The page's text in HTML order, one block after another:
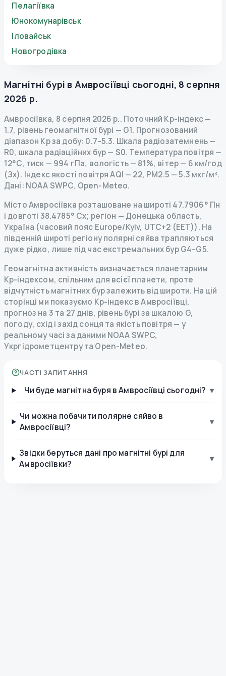
Пелагіївка
Юнокомунарівськ
Іловайськ
Новогродівка
Магнітні бурі в Амвросіївці сьогодні, 8 серпня
2026 р.
Амвросіївка, 8 серпня 2026 р.. Поточний Kp-індекс—
1.7, рівень геомагнітної бурі — G1. Прогнозований
діапазон Kp за добу: 0.7–5.3. Шкала радіозатемнень—
R0, шкала радіаційних бур— S0. Температура повітря —
12°C, тиск — 994 гПа, вологість — 81%, вітер — 6 км/год
(Зх). Індекс якості повітря AQI — 22, PM2.5 — 5.3 мкг/м³.
Дані: NOAA SWPC, Open-Meteo.
Місто Амвросіївка розташоване на широті 47.7906° Пн
і довготі 38.4785° Сх; регіон — Донецька область,
Україна (часовий пояс Europe/Kyiv, UTC+2 (EET)). На
південній широті регіону полярні сяйва трапляються
дуже рідко, лише під час екстремальних бур G4–G5.
Геомагнітна активність визначається планетарним
Kp-індексом, спільним для всієї планети, проте
відчутність магнітних бур залежить від широти. На цій
сторінці ми показуємо Kp-індекс в Амвросіївці,
прогноз на 3 та 27 днів, рівень бурі за шкалою G,
погоду, схід і захід сонця та якість повітря — у
реальному часі за даними NOAA SWPC,
Укргідрометцентру та Open-Meteo.
ЧАСТІ ЗАПИТАННЯ
Чи буде магнітна буря в Амвросіївці сьогодні? ▾
Чи можна побачити полярне сяйво в
Амвросіївці?
▾
Звідки беруться дані про магнітні бурі для
Амвросіївки?
▾